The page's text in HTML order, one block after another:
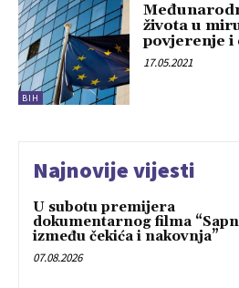
BIH
života u
povjerenje i
17.05.2021
Najnovije vijesti
U subotu premijera
dokumentarnog filma
između čekića i nakovnja”
07.08.2026